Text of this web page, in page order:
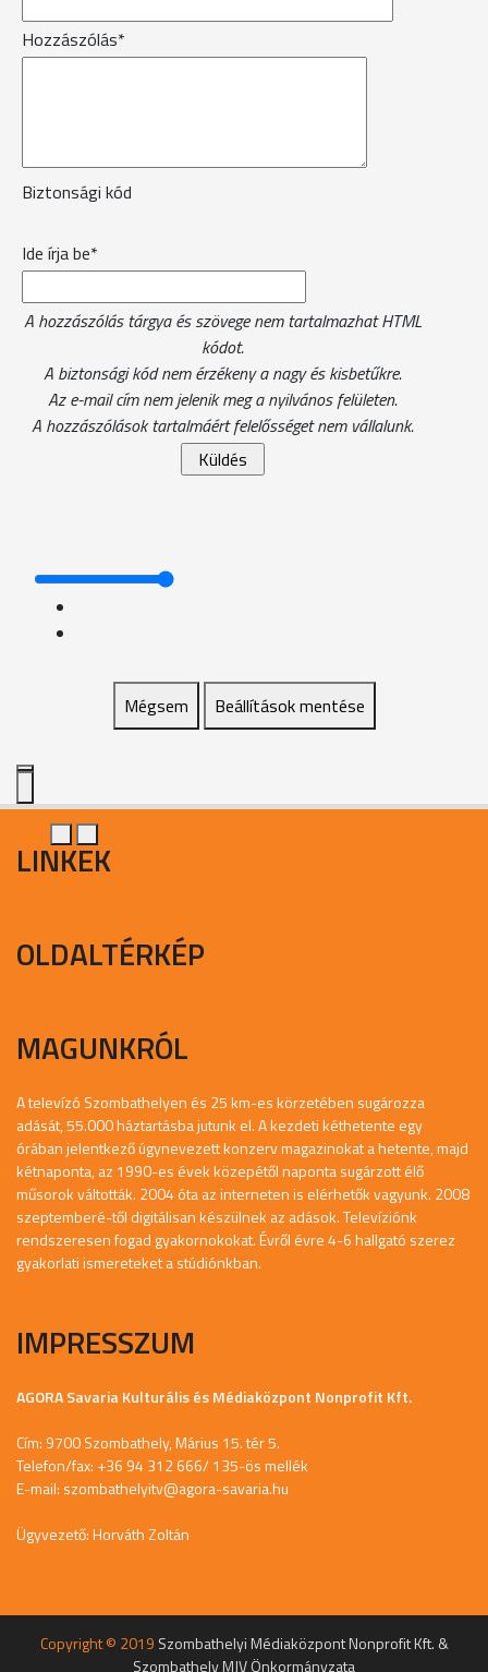
Hozzászólás*
Biztonsági kód
Ide írja be*
A hozzászólás tárgya és szövege nem tartalmazhat HTML
kódot.
A biztonsági kód nem érzékeny a nagy és kisbetűkre.
Az e-mail cím nem jelenik meg a nyilvános felületen.
A hozzászólások tartalmáért felelősséget nem vállalunk.
Mégsem Beállítások mentése
LINKEK
OLDALTÉRKÉP
MAGUNKRÓL
A televízó Szombathelyen és 25 km-es körzetében sugározza
adását, 55.000 háztartásba jutunk el. A kezdeti kéthetente egy
órában jelentkező úgynevezett konzerv magazinokat a hetente, majd
kétnaponta, az 1990-es évek közepétől naponta sugárzott élő
műsorok váltották. 2004 óta az interneten is elérhetők vagyunk. 2008
szeptemberé-től digitálisan készülnek az adások. Televíziónk
rendszeresen fogad gyakornokokat. Évről évre 4-6 hallgató szerez
gyakorlati ismereteket a stúdiónkban.
IMPRESSZUM
AGORA Savaria Kulturális és Médiaközpont Nonprofit Kft.
Cím: 9700 Szombathely, Márius 15. tér 5.
Telefon/fax: +36 94 312 666/ 135-ös mellék
E-mail: szombathelyitv@agora-savaria.hu
Ügyvezető: Horváth Zoltán
Copyright © 2019 Szombathelyi Médiaközpont Nonprofit Kft. &
Szombathely MJV Önkormányzata